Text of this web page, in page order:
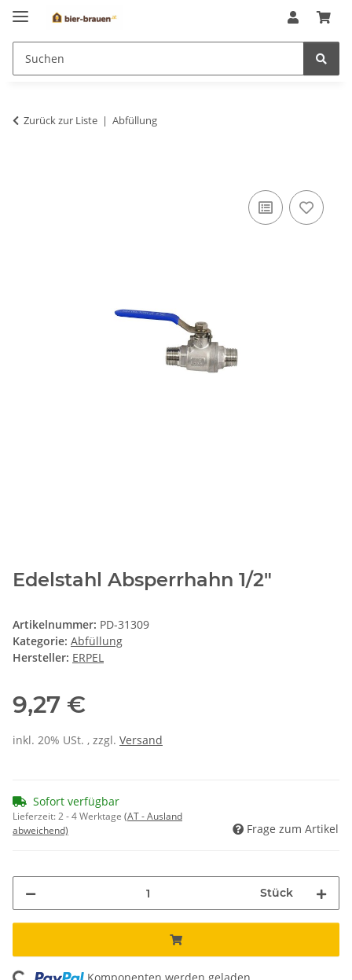
Zurück zur Liste Abfüllung
Edelstahl Absperrhahn 1/2"
Artikelnummer: PD-31309
Kategorie: Abfüllung
Hersteller: ERPEL
9,27 €
inkl. 20% USt. , zzgl. Versand
Sofort verfügbar
Lieferzeit:2 - 4 Werktage (AT - Ausland
abweichend)
Frage zum Artikel
Stück